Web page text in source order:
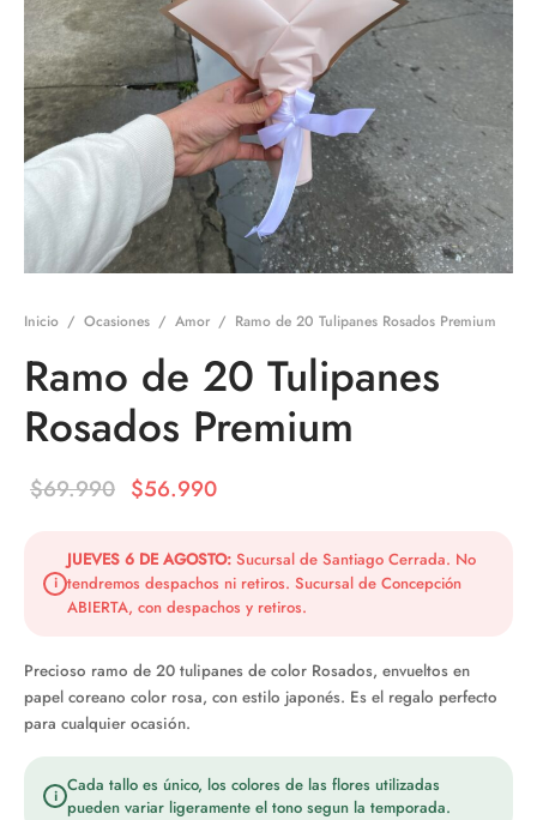
Inicio / Ocasiones / Amor / Ramo de 20 Tulipanes Rosados Premium
Ramo de 20 Tulipanes
Rosados Premium
$69.990 El precio
era:
$69.990.
$56.990
$56.990.
i
JUEVES 6 DE AGOSTO: Sucursal de Santiago Cerrada. No
tendremos despachos ni retiros. Sucursal de Concepción
ABIERTA, con despachos y retiros.
Precioso ramo de 20 tulipanes de color Rosados, envueltos en
papel coreano color rosa, con estilo japonés. Es el regalo perfecto
para cualquier ocasión.
i Cada tallo es único, los colores de las flores utilizadas
pueden variar ligeramente el tono segun la temporada.